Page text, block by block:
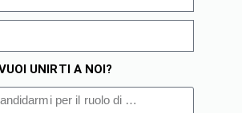
UNIRTI A NOI?